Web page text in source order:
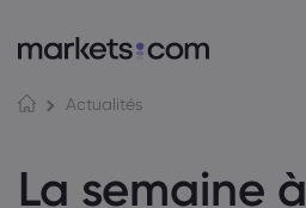
Actualités
La semaine